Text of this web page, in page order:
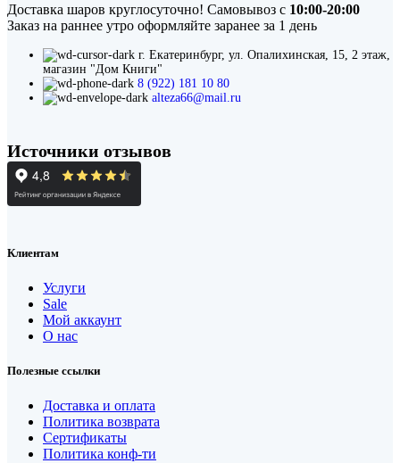
should
be
blank
Доставка шаров круглосуточно! Самовывоз с 10:00-20:00
Заказ на раннее утро оформляйте заранее за 1 день
г. Екатеринбург, ул. Опалихинская, 15, 2 этаж,
магазин "Дом Книги"
8 (922) 181 10 80
alteza66@mail.ru
Источники отзывов
Клиентам
Услуги
Sale
Мой аккаунт
О нас
Полезные ссылки
Доставка и оплата
Политика возврата
Сертификаты
Политика конф-ти